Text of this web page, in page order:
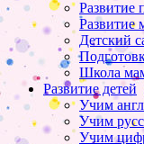
Развитие
Развитие
Детский
Школа
Развитие детей
Учим
Учим
Учим